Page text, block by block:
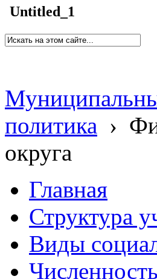
Untitled_1
политика ›
округа
Главная
Структура
Виды